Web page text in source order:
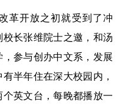
革开放之初就受到了冲
长张维院士之邀，和汤
参与创办中文系，发展
半年住在深大校园内，
英文台，每晚都播放一